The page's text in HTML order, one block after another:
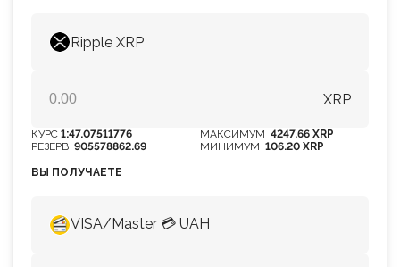
Ripple XRP
XRP
РЕЗЕРВ 905578862.69
КУРС 1:47.07511776
МИНИМУМ 106.20 XRP
МАКСИМУМ 4247.66 XRP
ВЫ ПОЛУЧАЕТЕ
VISA/Master 💳 UAH